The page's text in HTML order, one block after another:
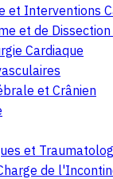
et Interventions
et de
Cardiaque
et Crânien
et
de